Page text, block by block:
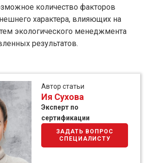
количество факторов
характера, влияющих на
экологического менеджмента
результатов.
Автор статьи
Ия Сухова
Эксперт по
сертификации
ЗАДАТЬ ВОПРОС
СПЕЦИАЛИСТУ